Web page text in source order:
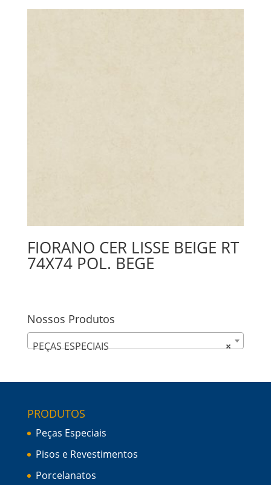
FIORANO CER LISSE BEIGE RT
74X74 POL. BEGE
Nossos Produtos
×
PEÇAS ESPECIAIS
PRODUTOS
Peças Especiais
Pisos e Revestimentos
Porcelanatos